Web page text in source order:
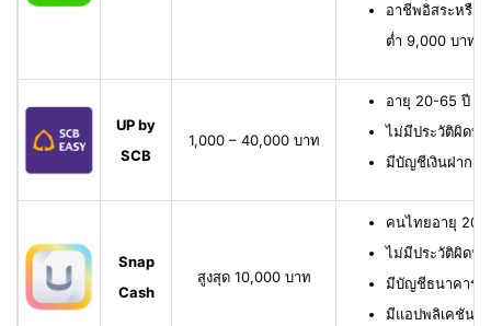
อาชีพอิสระหรือ
ต่ำ 9,000 บาทต่
UP by
SCB
1,000 – 40,000 บาท
อายุ 20-65 ปี เ
ไม่มีประวัติผิดนั
มีบัญชีเงินฝาก
Snap
Cash
สูงสุด 10,000 บาท
คนไทยอายุ 20-
ไม่มีประวัติผิดนั
มีบัญชีธนาคาร ห
มีแอปพลิเคชัน